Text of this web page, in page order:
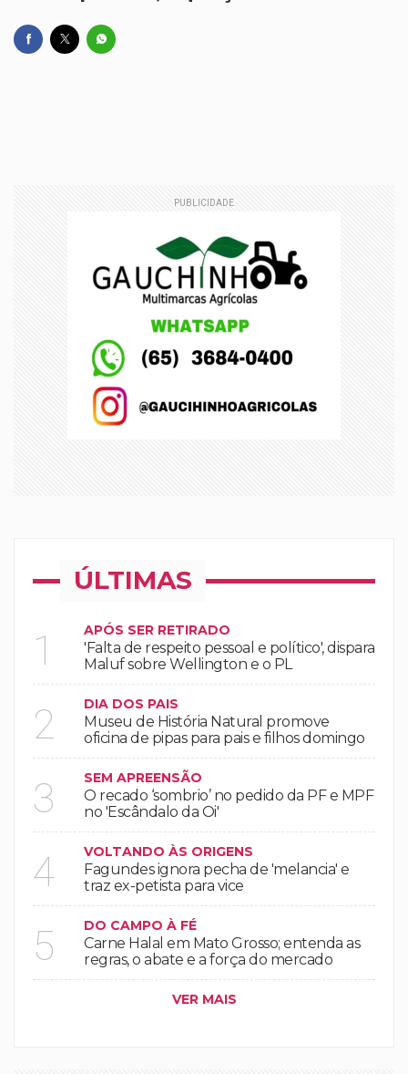
PUBLICIDADE
ÚLTIMAS
1 APÓS SER RETIRADO
'Falta de respeito pessoal e político', dispara
Maluf sobre Wellington e o PL
2 DIA DOS PAIS
Museu de História Natural promove
oficina de pipas para pais e filhos domingo
3 SEM APREENSÃO
O recado ‘sombrio’ no pedido da PF e MPF
no 'Escândalo da Oi'
4 VOLTANDO ÀS ORIGENS
Fagundes ignora pecha de 'melancia' e
traz ex-petista para vice
5 DO CAMPO À FÉ
Carne Halal em Mato Grosso; entenda as
regras, o abate e a força do mercado
VER MAIS